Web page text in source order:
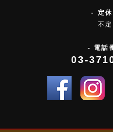
- 定
不
- 電話
03-